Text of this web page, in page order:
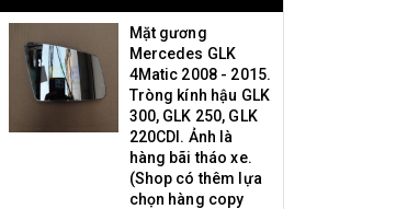
Mặt gương
Mercedes GLK
4Matic 2008 - 2015.
Tròng kính hậu GLK
300, GLK 250, GLK
220CDI. Ảnh là
hàng bãi tháo xe.
(Shop có thêm lựa
chọn hàng copy